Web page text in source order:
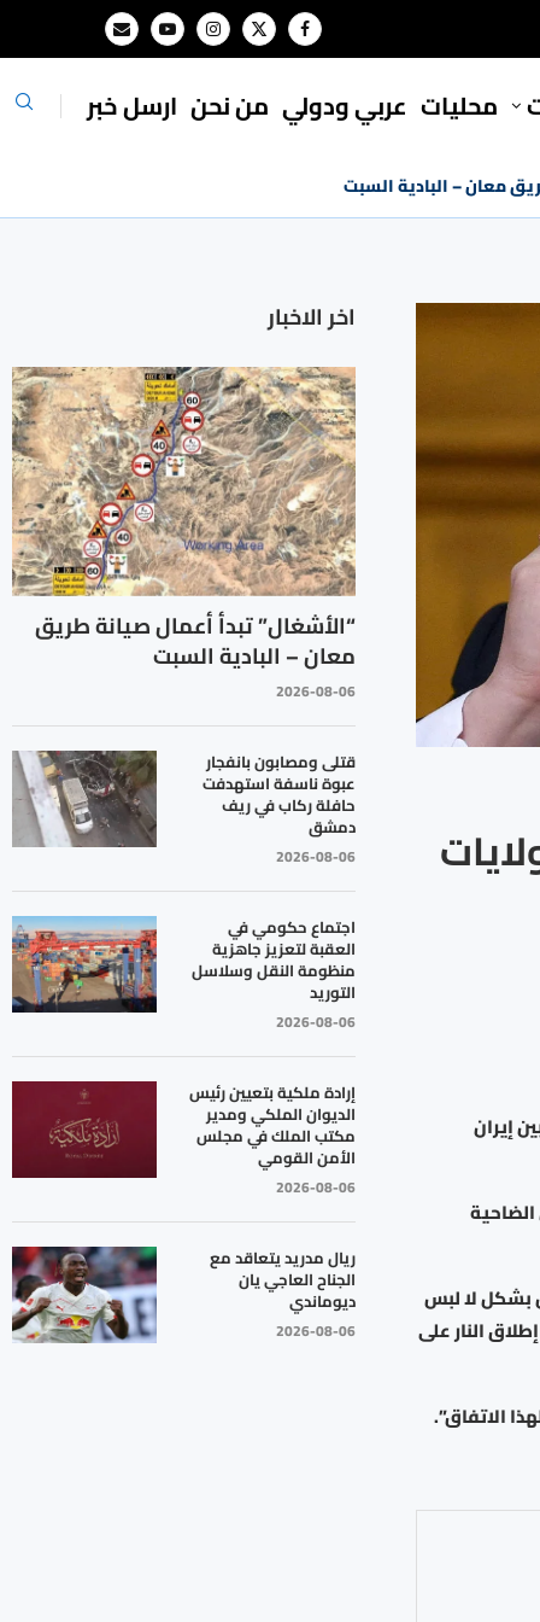
محليات ⁠عربي ودولي من نحن ارسل خبر
معان – البادية السبت
إيران
بشكل لا لبس
النار على
الاتفاق”.
اخر الاخبار
“الأشغال” تبدأ أعمال صيانة طريق
معان – البادية السبت
2026-08-06
قتلى ومصابون بانفجار
عبوة ناسفة استهدفت
حافلة ركاب في ريف
دمشق
2026-08-06
اجتماع حكومي في
العقبة لتعزيز جاهزية
منظومة النقل وسلاسل
التوريد
2026-08-06
إرادة ملكية بتعيين رئيس
الديوان الملكي ومدير
مكتب الملك في مجلس
الأمن القومي
2026-08-06
ريال مدريد يتعاقد مع
الجناح العاجي يان
ديوماندي
2026-08-06